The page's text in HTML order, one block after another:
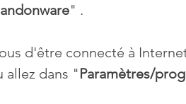
" .
d'être connecté à
allez dans "Paramètres/